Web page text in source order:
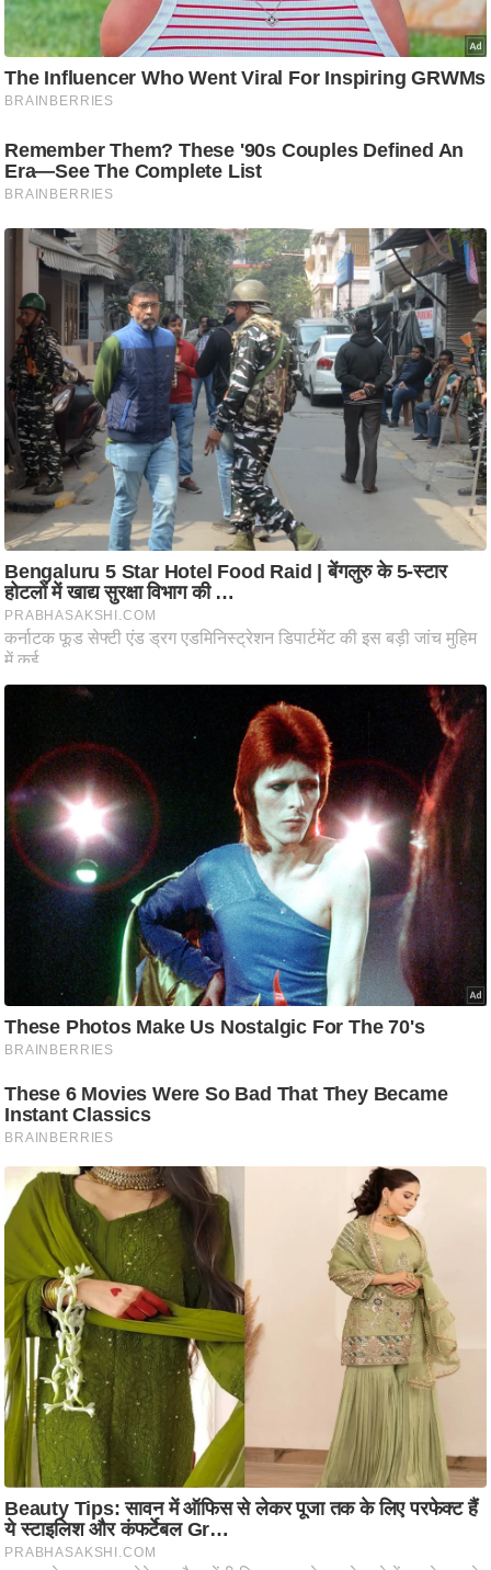
ति
वि
श्ले
ष
स
म
सा
क
मा
तृ
भू
मि
स्तं
भ
ए
म
.
आ
र
.
चा
य
प
र
स
मी
क्षा
र्म
ज्यो
ति
ष
प्र
भु
म
हि
मा
/
ध
र्म
स्थ
ल
व्र
त
हा
र